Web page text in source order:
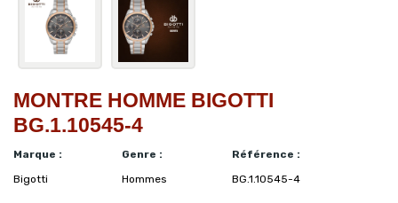
MONTRE HOMME BIGOTTI
BG.1.10545-4
Marque :
Bigotti
Genre :
Hommes
Référence :
BG.1.10545-4